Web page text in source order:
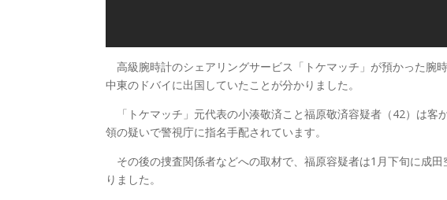
高級腕時計のシェアリングサービス「トケマッチ」が預かった腕
中東のドバイに出国していたことが分かりました。
「トケマッチ」元代表の小湊敬済こと福原敬済容疑者（42）は客
領の疑いで警視庁に指名手配されています。
その後の捜査関係者などへの取材で、福原容疑者は1月下旬に成
りました。